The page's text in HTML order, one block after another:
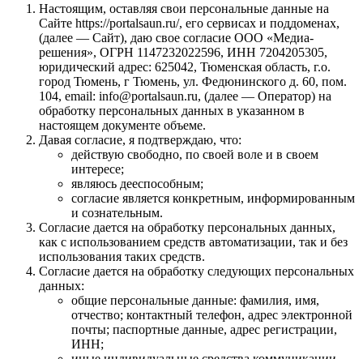
Настоящим, оставляя свои персональные данные на
Сайте https://portalsaun.ru/, его сервисах и поддоменах,
(далее — Сайт), даю свое согласие ООО «Медиа-
решения», ОГРН 1147232022596, ИНН 7204205305,
юридический адрес: 625042, Тюменская область, г.о.
город Тюмень, г Тюмень, ул. Федюнинского д. 60, пом.
104, email: info@portalsaun.ru, (далее — Оператор) на
обработку персональных данных в указанном в
настоящем документе объеме.
Давая согласие, я подтверждаю, что:
действую свободно, по своей воле и в своем
интересе;
являюсь дееспособным;
согласие является конкретным, информированным
и сознательным.
Согласие дается на обработку персональных данных,
как с использованием средств автоматизации, так и без
использования таких средств.
Согласие дается на обработку следующих персональных
данных:
общие персональные данные: фамилия, имя,
отчество; контактный телефон, адрес электронной
почты; паспортные данные, адрес регистрации,
ИНН;